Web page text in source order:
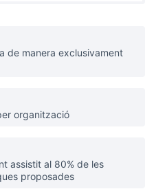
de manera exclusivament
organització
assistit al 80% de les
proposades